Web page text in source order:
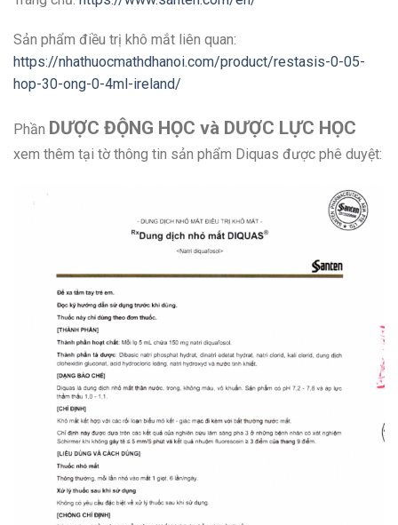
Sản phẩm điều trị khô mắt liên quan:
https://nhathuocmathdhanoi.com/product/restasis-0-05-
hop-30-ong-0-4ml-ireland/
Phần DƯỢC ĐỘNG HỌC và DƯỢC LỰC HỌC
xem thêm tại tờ thông tin sản phẩm Diquas được phê duyệt: